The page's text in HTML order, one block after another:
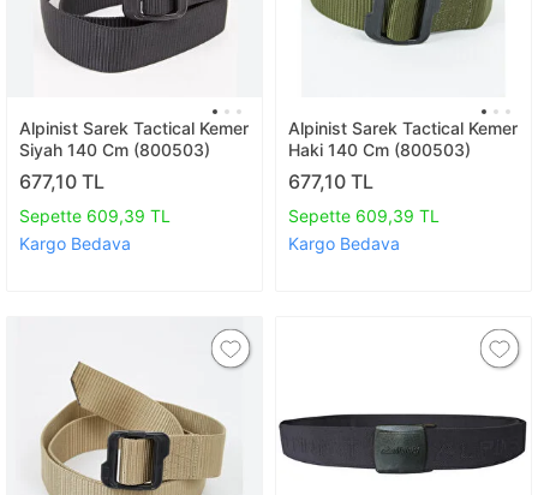
Alpinist Sarek Tactical Kemer
Siyah 140 Cm (800503)
677,10 TL
Sepette 609,39 TL
Kargo Bedava
Alpinist Sarek Tactical Kemer
Haki 140 Cm (800503)
677,10 TL
Sepette 609,39 TL
Kargo Bedava